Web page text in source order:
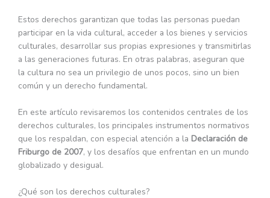
Estos derechos garantizan que todas las personas puedan
participar en la vida cultural, acceder a los bienes y servicios
culturales, desarrollar sus propias expresiones y transmitirlas
a las generaciones futuras. En otras palabras, aseguran que
la cultura no sea un privilegio de unos pocos, sino un bien
común y un derecho fundamental.
En este artículo revisaremos los contenidos centrales de los
derechos culturales, los principales instrumentos normativos
que los respaldan, con especial atención a la Declaración de
Friburgo de 2007, y los desafíos que enfrentan en un mundo
globalizado y desigual.
¿Qué son los derechos culturales?